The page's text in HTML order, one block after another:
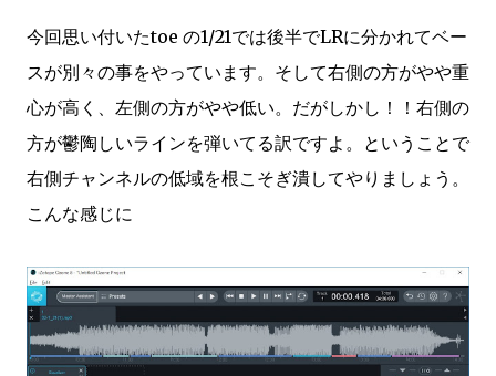
今回思い付いたtoe の1/21では後半でLRに分かれてベー
スが別々の事をやっています。そして右側の方がやや重
心が高く、左側の方がやや低い。だがしかし！！右側の
方が鬱陶しいラインを弾いてる訳ですよ。ということで
右側チャンネルの低域を根こそぎ潰してやりましょう。
こんな感じに